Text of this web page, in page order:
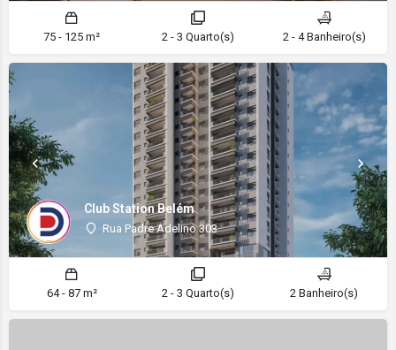
75 - 125 m² 2 - 3 Quarto(s) 2 - 4 Banheiro(s)
Club Station Belém
Rua Padre Adelino 303
64 - 87 m² 2 - 3 Quarto(s) 2 Banheiro(s)